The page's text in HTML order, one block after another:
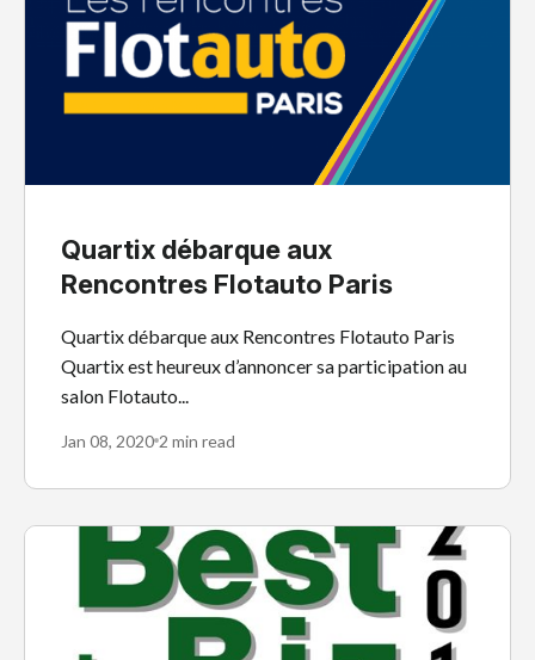
Quartix débarque aux
Rencontres Flotauto Paris
Quartix débarque aux Rencontres Flotauto Paris
Quartix est heureux d’annoncer sa participation au
salon Flotauto...
Jan 08, 2020 2 min read